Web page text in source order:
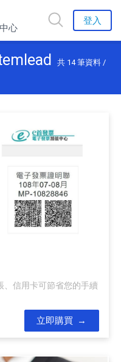
心
登入
共 14筆資料 /
、信用卡可節省您的手續
立即購買